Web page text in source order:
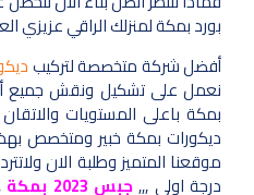
بورد بمكة لمنزلك الراقي عزيزي
أفضل شركة متخصصة لتركيب
نعمل على تشكيل ونقش جميع
بمكة باعلى المستويات
ديكورات بمكة خبير ومتخصص
موقعنا المتميز وطلبة الان
درجة اولى ,,, جبس 2023 بمكة